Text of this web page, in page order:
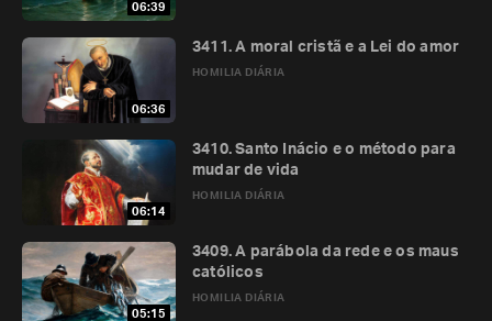
06:39
06:36
HOMILIA DIÁRIA
3411. A moral cristã e a Lei do amor
06:14
HOMILIA DIÁRIA
3410. Santo Inácio e o método para
mudar de vida
05:15
HOMILIA DIÁRIA
3409. A parábola da rede e os maus
católicos